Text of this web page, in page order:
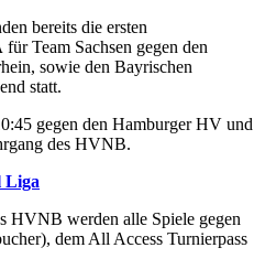
bereits die ersten
für Team Sachsen gegen den
sowie den Bayrischen
statt.
gegen den Hamburger HV und
des HVNB.
Liga
HVNB werden alle Spiele gegen
dem All Access Turnierpass